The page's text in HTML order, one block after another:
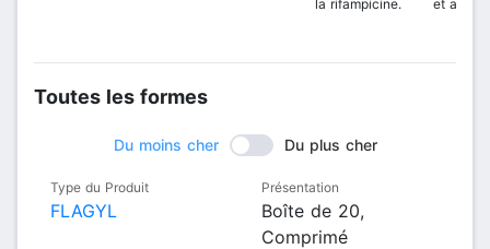
la rifampicine.
et après
Toutes les formes
Du moins cher Du plus cher
Type du Produit
FLAGYL
Présentation
Boîte de 20,
Comprimé